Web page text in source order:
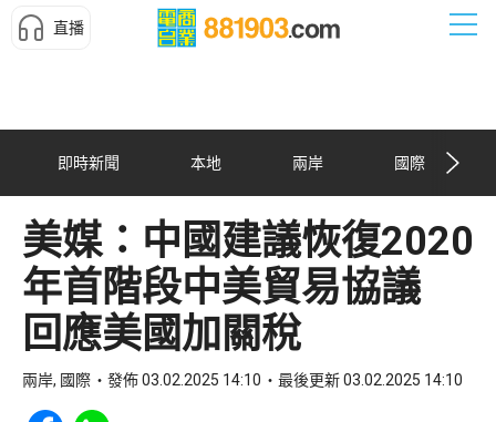
直播
即時新聞 本地 兩岸 國際
美媒：中國建議恢復2020
年首階段中美貿易協議
回應美國加關稅
兩岸, 國際 發佈 03.02.2025 14:10 最後更新 03.02.2025 14:10
Share to Facebook
Share to WhatsApp